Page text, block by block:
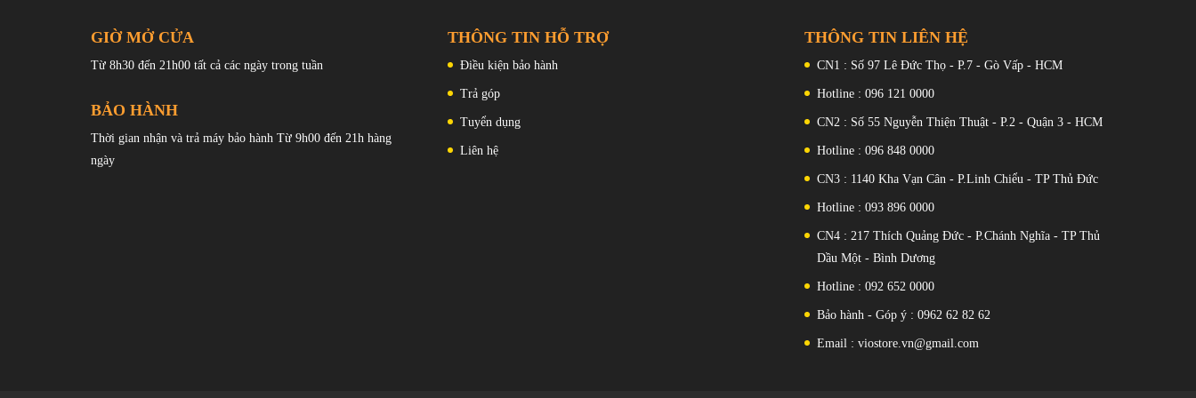
GIỜ MỞ CỬA
Từ 8h30 đến 21h00 tất cả các ngày trong tuần
BẢO HÀNH
Thời gian nhận và trả máy bảo hành Từ 9h00 đến 21h hàng
ngày
THÔNG TIN HỖ TRỢ
Điều kiện bảo hành
Trả góp
Tuyển dụng
Liên hệ
THÔNG TIN LIÊN HỆ
CN1 : Số 97 Lê Đức Thọ - P.7 - Gò Vấp - HCM
Hotline : 096 121 0000
CN2 : Số 55 Nguyễn Thiện Thuật - P.2 - Quận 3 - HCM
Hotline : 096 848 0000
CN3 : 1140 Kha Vạn Cân - P.Linh Chiểu - TP Thủ Đức
Hotline : 093 896 0000
CN4 : 217 Thích Quảng Đức - P.Chánh Nghĩa - TP Thủ
Dầu Một - Bình Dương
Hotline : 092 652 0000
Bảo hành - Góp ý : 0962 62 82 62
Email : viostore.vn@gmail.com